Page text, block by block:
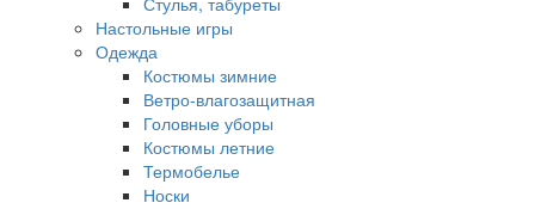
Настольные игры
Одежда
Костюмы зимние
Ветро-влагозащитная
Головные уборы
Костюмы летние
Термобелье
Носки